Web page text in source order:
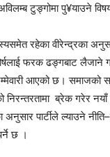
टुङ्गोमा पु¥याउने
रहेका वीरेन्द्रका
फरक ढङ्गबाट लैजाने
आएको छ।
ब्रेक गरेर नयाँ
पार्टीले ल्याउने
छ ।